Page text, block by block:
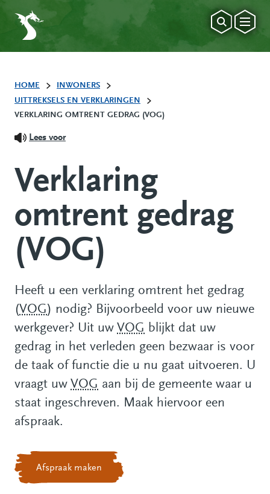
HOME
INWONERS
UITTREKSELS EN VERKLARINGEN
VERKLARING OMTRENT GEDRAG (VOG)
Lees voor
Verklaring
omtrent gedrag
(VOG)
Heeft u een verklaring omtrent het gedrag
(VOG) nodig? Bijvoorbeeld voor uw nieuwe
werkgever? Uit uw VOG blijkt dat uw
gedrag in het verleden geen bezwaar is voor
de taak of functie die u nu gaat uitvoeren. U
vraagt uw VOG aan bij de gemeente waar u
staat ingeschreven. Maak hiervoor een
afspraak.
Afspraak maken